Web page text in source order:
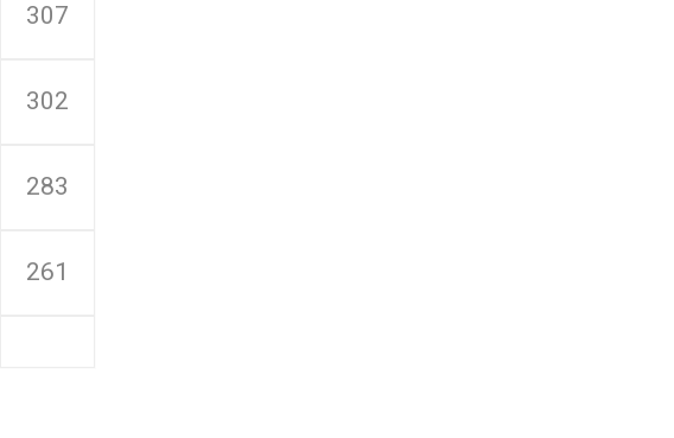
307
302
283
261